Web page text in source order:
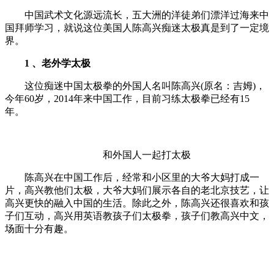
中国武术文化源远流长，五大洲的洋徒弟们漂洋过海来中
国拜师学习，就说这位美国人陈高兴痴迷太极真是到了一定境
界。
1 、老外学太极
这位痴迷中国太极拳的外国人名叫陈高兴(原名：吉姆)，
今年60岁，2014年来中国工作，目前习练太极拳已经有15
年。
和外国人一起打太极
陈高兴在中国工作后，经常和小区里的大爷大妈打成一
片，高兴教他们太极，大爷大妈们展示各自的老北京技艺，让
高兴更快的融入中国的生活。除此之外，陈高兴还很喜欢和孩
子们互动，高兴用英语教孩子们太极拳，孩子们教高兴中文，
场面十分有趣。